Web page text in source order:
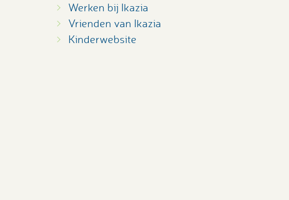
Werken bij Ikazia
Vrienden van Ikazia
Kinderwebsite